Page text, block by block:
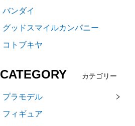
バンダイ
グッドスマイルカンパニー
コトブキヤ
CATEGORY カテゴリー
プラモデル
フィギュア